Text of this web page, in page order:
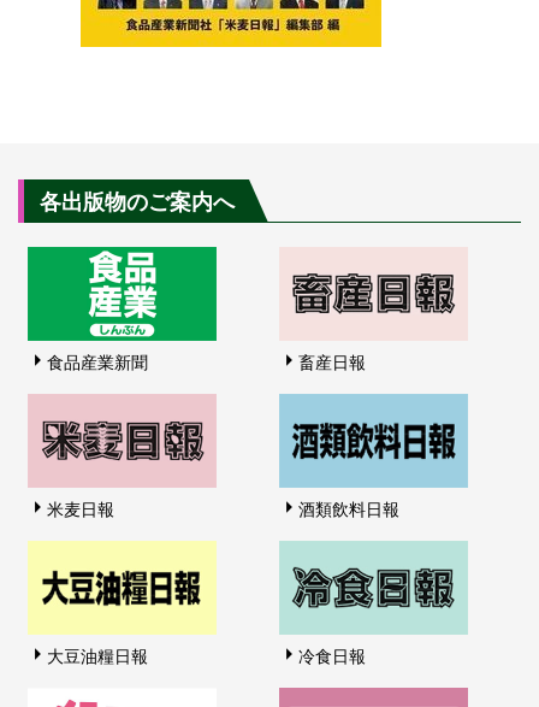
各出版物のご案内へ
食品産業新聞 畜産日報
米麦日報 酒類飲料日報
大豆油糧日報 冷食日報